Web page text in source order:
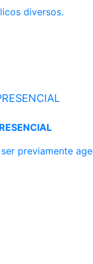
diversos.
previamente